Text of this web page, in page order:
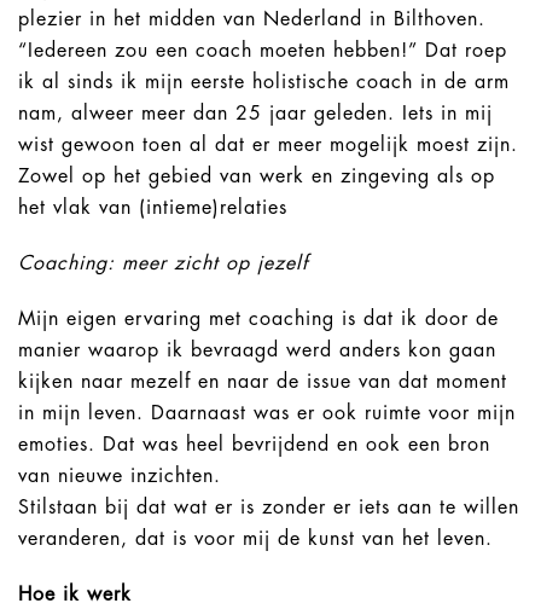
plezier in het midden van Nederland in Bilthoven.
“Iedereen zou een coach moeten hebben!” Dat roep
ik al sinds ik mijn eerste holistische coach in de arm
nam, alweer meer dan 25 jaar geleden. Iets in mij
wist gewoon toen al dat er meer mogelijk moest zijn.
Zowel op het gebied van werk en zingeving als op
het vlak van (intieme)relaties
Coaching: meer zicht op jezelf
Mijn eigen ervaring met coaching is dat ik door de
manier waarop ik bevraagd werd anders kon gaan
kijken naar mezelf en naar de issue van dat moment
in mijn leven. Daarnaast was er ook ruimte voor mijn
emoties. Dat was heel bevrijdend en ook een bron
van nieuwe inzichten.
Stilstaan bij dat wat er is zonder er iets aan te willen
veranderen, dat is voor mij de kunst van het leven.
Hoe ik werk